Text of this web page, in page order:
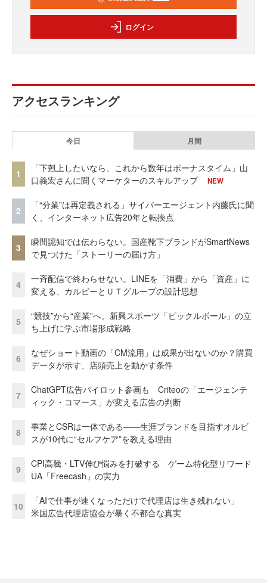
ログイン
アクセスランキング
今日 月間
1
「下剋上したいなら、これから数年はボーナスタイム」山
口義宏さんに聞くマーケターのスキルアップ
NEW
2
「“分業”は再定義される」サイバーエージェント内藤氏に聞
く、インターネット広告20年と転換点
3
瞬間認知では伝わらない。国産靴下ブランドがSmartNews
で見つけた「ストーリーの届け方」
4
一斉配信で終わらせない。LINEを「消費」から「資産」に
変える、カルビーとＵＴグループの設計思想
5
“競技”から“産業”へ。新興スポーツ「ピックルボール」の立
ち上げに学ぶ市場形成戦略
6
なぜショート動画の「CM流用」は成果が出ないのか？購買
データが示す、店頭売上を動かす条件
7
ChatGPT広告パイロット参画も Criteoの「エージェンテ
ィック・コマース」が変える広告の判断
8
事業とCSRは一体である――生涯ブランドを目指すオルビ
スが10代に“セルフケア”を教える理由
9
CPI高騰・LTV伸び悩みを打破する ゲーム特化型リワード
UA「Freecash」の実力
10
「AIで仕事が速くなっただけで代理店は生き残れない」
米国広告代理店協会が暴く不都合な真実